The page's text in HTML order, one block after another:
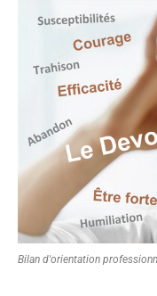
Bilan d'orientation